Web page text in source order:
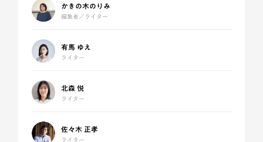
かきの木のりみ
編集者／ライター
有馬 ゆえ
ライター
北森 悦
ライター
佐々木 正孝
ライター